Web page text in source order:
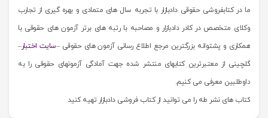
ما در کتابفروشی حقوقی دادبازار با تجربه سال های متمادی و بهره گیری از تجارب
وکلای متخصص در کادر دادبازار و مصاحبه با رتبه های برتر آزمون های حقوقی با
همکاری و پشتوانه بزرگترین مرجع اطلاع رسانی آزمون های حقوقی –سایت اختبار–
گلچینی از معتبرترین کتابهای منتشر شده جهت آمادگی آزمونهای حقوقی را به
داوطلبین معرفی می کنیم.
کتاب های نشر طه را می توانید از کتاب فروشی دادبازار تهیه کنید